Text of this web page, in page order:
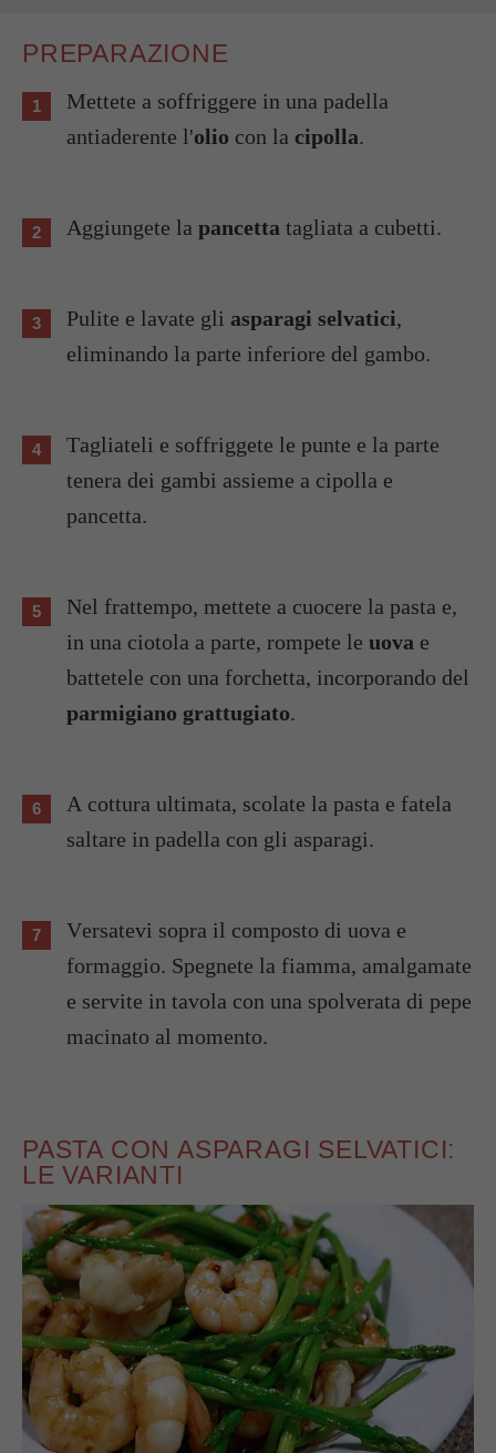
PREPARAZIONE
Mettete a soffriggere in una padella
antiaderente l'olio con la cipolla.
Aggiungete la pancetta tagliata a cubetti.
Pulite e lavate gli asparagi selvatici,
eliminando la parte inferiore del gambo.
Tagliateli e soffriggete le punte e la parte
tenera dei gambi assieme a cipolla e
pancetta.
Nel frattempo, mettete a cuocere la pasta e,
in una ciotola a parte, rompete le uova e
battetele con una forchetta, incorporando del
parmigiano grattugiato.
A cottura ultimata, scolate la pasta e fatela
saltare in padella con gli asparagi.
Versatevi sopra il composto di uova e
formaggio. Spegnete la fiamma, amalgamate
e servite in tavola con una spolverata di pepe
macinato al momento.
PASTA CON ASPARAGI SELVATICI:
LE VARIANTI